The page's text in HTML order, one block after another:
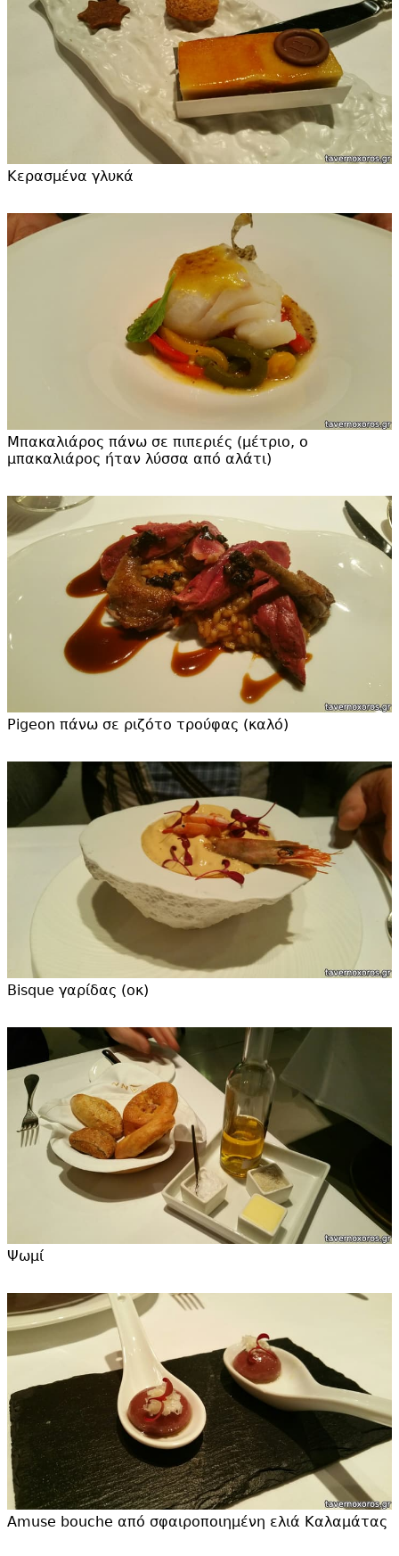
Κερασμένα γλυκά
Μπακαλιάρος πάνω σε πιπεριές (μέτριο, ο
μπακαλιάρος ήταν λύσσα από αλάτι)
Pigeon πάνω σε ριζότο τρούφας (καλό)
Bisque γαρίδας (οκ)
Ψωμί
Amuse bouche από σφαιροποιημένη ελιά Καλαμάτας